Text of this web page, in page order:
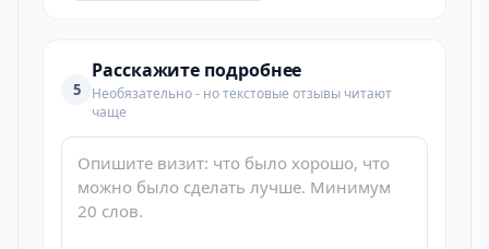
5
Расскажите подробнее
Необязательно - но текстовые отзывы читают
чаще